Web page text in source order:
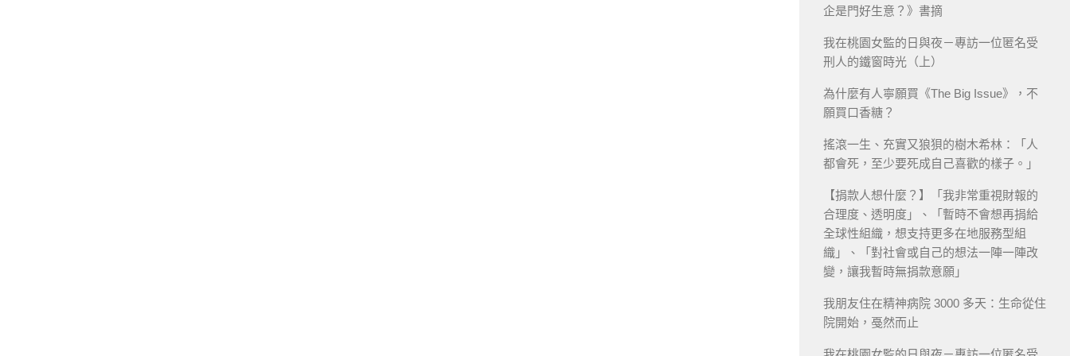
企是門好生意？》書摘
我在桃園女監的日與夜－專訪一位匿名受
刑人的鐵窗時光（上）
為什麼有人寧願買《The Big Issue》，不
願買口香糖？
搖滾一生、充實又狼狽的樹木希林：「人
都會死，至少要死成自己喜歡的樣子。」
【捐款人想什麼？】「我非常重視財報的
合理度、透明度」、「暫時不會想再捐給
全球性組織，想支持更多在地服務型組
織」、「對社會或自己的想法一陣一陣改
變，讓我暫時無捐款意願」
我朋友住在精神病院 3000 多天：生命從住
院開始，戞然而止